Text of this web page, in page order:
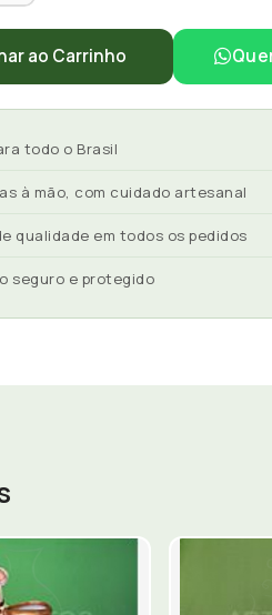
ao Carrinho
todo o Brasil
à mão, com cuidado artesanal
qualidade em todos os pedidos
seguro e protegido